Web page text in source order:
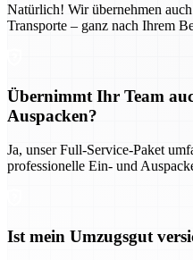
Natürlich! Wir übernehmen
Transporte – ganz nach Ihrem
Übernimmt Ihr Team
Auspacken?
Ja, unser Full-Service-Paket
professionelle Ein- und
Ist mein Umzugsgut